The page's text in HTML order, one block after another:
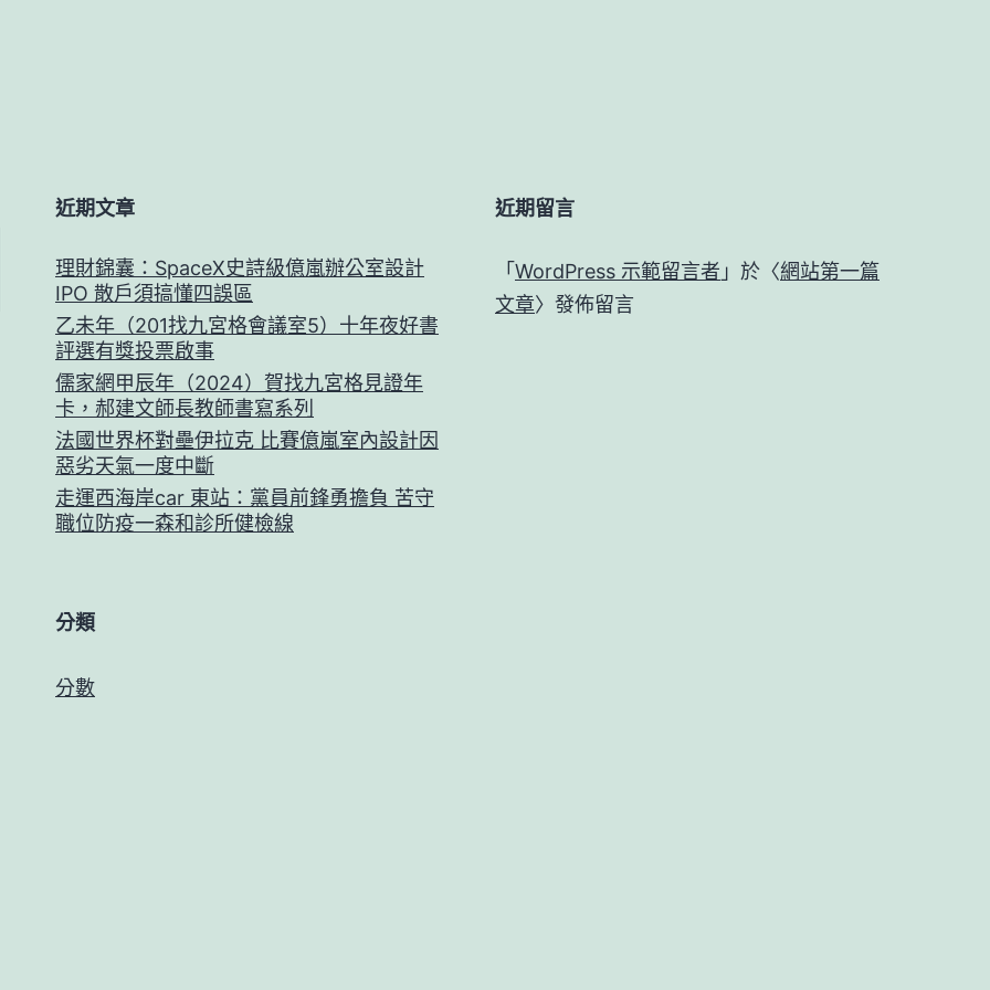
近期文章
理財錦囊：SpaceX史詩級億嵐辦公室設計
IPO 散戶須搞懂四誤區
乙未年（201找九宮格會議室5）十年夜好書
評選有獎投票啟事
儒家網甲辰年（2024）賀找九宮格見證年
卡，郝建文師長教師書寫系列
法國世界杯對壘伊拉克 比賽億嵐室內設計因
惡劣天氣一度中斷
走運西海岸car 東站：黨員前鋒勇擔負 苦守
職位防疫一森和診所健檢線
近期留言
「 WordPress 示範留言者 」於〈網站第一篇
文章〉發佈留言
分類
分數